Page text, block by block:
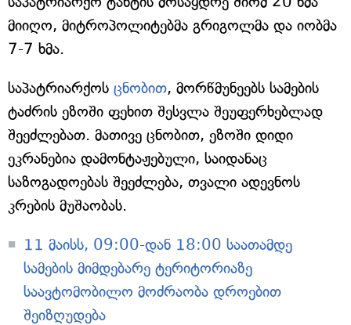
მიიღო, მიტროპოლიტებმა გრიგოლმა და იობმა
7-7 ხმა.
საპატრიარქოს ცნობით, მორწმუნეებს სამების
ტაძრის ეზოში ფეხით შესვლა შეუფერხებლად
შეეძლებათ. მათივე ცნობით, ეზოში დიდი
ეკრანებია დამონტაჟებული, საიდანაც
საზოგადოებას შეეძლება, თვალი ადევნოს
კრების მუშაობას.
11 მაისს, 09:00-დან 18:00 საათამდე
სამების მიმდებარე ტერიტორიაზე
საავტომობილო მოძრაობა დროებით
შეიზღუდება